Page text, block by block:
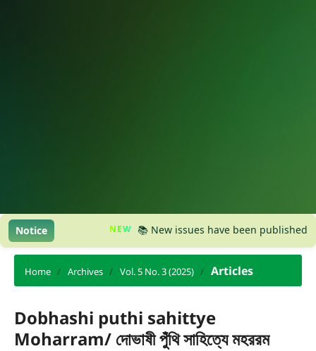
Notice 📚 New issues have been published,
Home / Archives / Vol. 5 No. 3 (2025) / Articles
Dobhashi puthi sahittye
Moharram/ দোভাষী পুঁথি সাহিত্যে মহররম